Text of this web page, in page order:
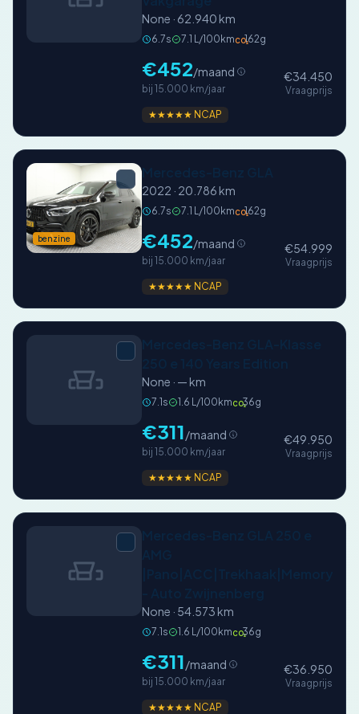
None · 62.940 km
6.7s 7.1 L/100kmCO₂162g
€452/maand
bij 15.000 km/jaar
€34.450
Vraagprijs
★★★★★ NCAP
benzine
2022 · 20.786 km
6.7s 7.1 L/100kmCO₂162g
€452/maand
bij 15.000 km/jaar
€54.999
Vraagprijs
★★★★★ NCAP
None · — km
7.1s 1.6 L/100km CO₂36g
€311/maand
bij 15.000 km/jaar
€49.950
Vraagprijs
★★★★★ NCAP
None · 54.573 km
7.1s 1.6 L/100km CO₂36g
€311/maand
bij 15.000 km/jaar
€36.950
Vraagprijs
★★★★★ NCAP